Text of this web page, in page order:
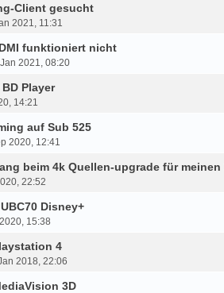
Client gesucht
2021, 11:31
funktioniert nicht
2021, 08:20
Player
14:21
auf Sub 525
2020, 12:41
beim 4k Quellen-upgrade für meinen
22:52
Disney+
15:38
4
2018, 22:06
3D